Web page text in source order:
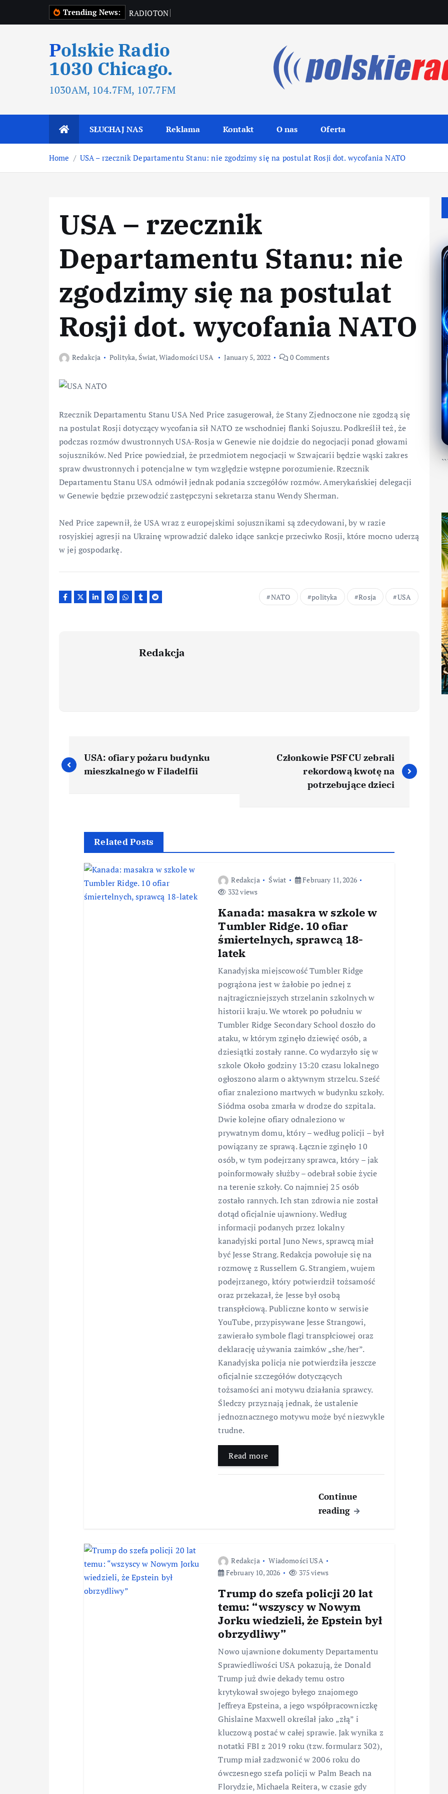
Trending News: RADIOTON
Polskie Radio
1030 Chicago.
1030AM, 104.7FM, 107.7FM
SŁUCHAJ NAS Reklama Kontakt O nas Oferta
Home USA – rzecznik Departamentu Stanu: nie zgodzimy się na postulat Rosji dot. wycofania NATO
USA – rzecznik
Departamentu Stanu: nie
zgodzimy się na postulat
Rosji dot. wycofania NATO
Redakcja Polityka, Świat, Wiadomości USA January 5, 2022 0 Comments
Rzecznik Departamentu Stanu USA Ned Price zasugerował, że Stany Zjednoczone nie zgodzą się
na postulat Rosji dotyczący wycofania sił NATO ze wschodniej flanki Sojuszu. Podkreślił też, że
podczas rozmów dwustronnych USA-Rosja w Genewie nie dojdzie do negocjacji ponad głowami
sojuszników. Ned Price powiedział, że przedmiotem negocjacji w Szwajcarii będzie wąski zakres
spraw dwustronnych i potencjalne w tym względzie wstępne porozumienie. Rzecznik
Departamentu Stanu USA odmówił jednak podania szczegółów rozmów. Amerykańskiej delegacji
w Genewie będzie przewodzić zastępczyni sekretarza stanu Wendy Sherman.
Ned Price zapewnił, że USA wraz z europejskimi sojusznikami są zdecydowani, by w razie
rosyjskiej agresji na Ukrainę wprowadzić daleko idące sankcje przeciwko Rosji, które mocno uderzą
w jej gospodarkę.
NATO polityka Rosja USA
Redakcja
USA: ofiary pożaru budynku
mieszkalnego w Filadelfii
Członkowie PSFCU zebrali
rekordową kwotę na
potrzebujące dzieci
Related Posts
Redakcja Świat
February 11, 2026
332 views
Kanada: masakra w szkole w
Tumbler Ridge. 10 ofiar
śmiertelnych, sprawcą 18-
latek
Kanadyjska miejscowość Tumbler Ridge
pogrążona jest w żałobie po jednej z
najtragiczniejszych strzelanin szkolnych w
historii kraju. We wtorek po południu w
Tumbler Ridge Secondary School doszło do
ataku, w którym zginęło dziewięć osób, a
dziesiątki zostały ranne. Co wydarzyło się w
szkole Około godziny 13:20 czasu lokalnego
ogłoszono alarm o aktywnym strzelcu. Sześć
ofiar znaleziono martwych w budynku szkoły.
Siódma osoba zmarła w drodze do szpitala.
Dwie kolejne ofiary odnaleziono w
prywatnym domu, który – według policji – był
powiązany ze sprawą. Łącznie zginęło 10
osób, w tym podejrzany sprawca, który – jak
poinformowały służby – odebrał sobie życie
na terenie szkoły. Co najmniej 25 osób
zostało rannych. Ich stan zdrowia nie został
dotąd oficjalnie ujawniony. Według
informacji podanych przez lokalny
kanadyjski portal Juno News, sprawcą miał
być Jesse Strang. Redakcja powołuje się na
rozmowę z Russellem G. Strangiem, wujem
podejrzanego, który potwierdził tożsamość
oraz przekazał, że Jesse był osobą
transpłciową. Publiczne konto w serwisie
YouTube, przypisywane Jesse Strangowi,
zawierało symbole flagi transpłciowej oraz
deklarację używania zaimków „she/her”.
Kanadyjska policja nie potwierdziła jeszcze
oficjalnie szczegółów dotyczących
tożsamości ani motywu działania sprawcy.
Śledczy przyznają jednak, że ustalenie
jednoznacznego motywu może być niezwykle
trudne.
Read more
Continue
reading
Redakcja
Wiadomości USA
February 10, 2026
375 views
Trump do szefa policji 20 lat
temu: “wszyscy w Nowym
Jorku wiedzieli, że Epstein był
obrzydliwy”
Nowo ujawnione dokumenty Departamentu
Sprawiedliwości USA pokazują, że Donald
Trump już dwie dekady temu ostro
krytykował swojego byłego znajomego
Jeffreya Epsteina, a jego współpracowniczkę
Ghislaine Maxwell określał jako „złą” i
kluczową postać w całej sprawie. Jak wynika z
notatki FBI z 2019 roku (tzw. formularz 302),
Trump miał zadzwonić w 2006 roku do
ówczesnego szefa policji w Palm Beach na
Florydzie, Michaela Reitera, w czasie gdy